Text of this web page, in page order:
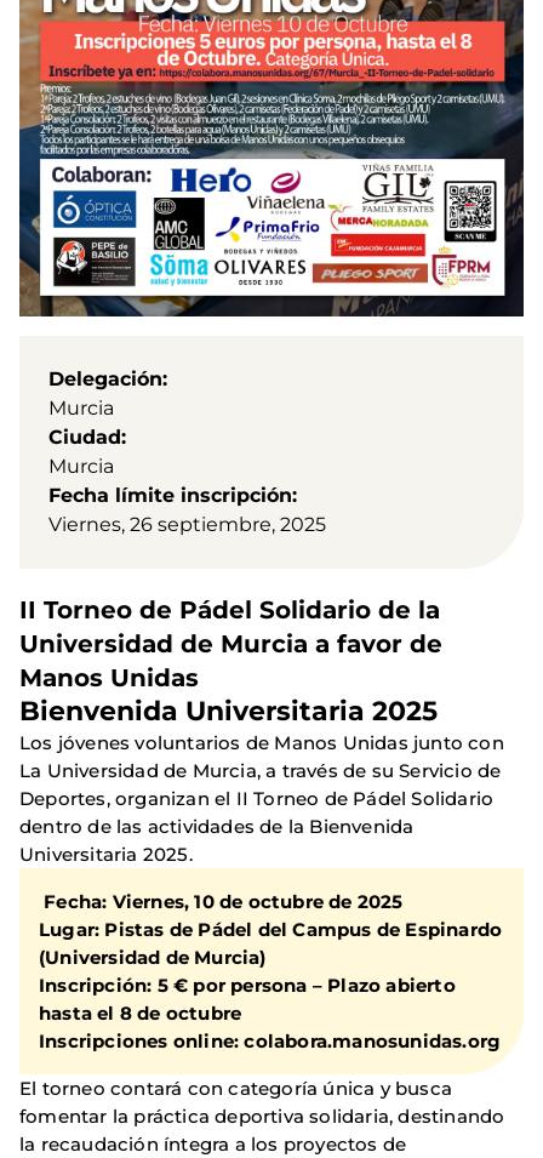
Delegación
Murcia
Ciudad
Murcia
Fecha límite inscripción
Viernes, 26 septiembre, 2025
II Torneo de Pádel Solidario de la
Universidad de Murcia a favor de
Manos Unidas
Bienvenida Universitaria 2025
Los jóvenes voluntarios de Manos Unidas junto con
La Universidad de Murcia, a través de su Servicio de
Deportes, organizan el II Torneo de Pádel Solidario
dentro de las actividades de la Bienvenida
Universitaria 2025.
Fecha: Viernes, 10 de octubre de 2025
Lugar: Pistas de Pádel del Campus de Espinardo
(Universidad de Murcia)
Inscripción: 5 € por persona – Plazo abierto
hasta el 8 de octubre
Inscripciones online: colabora.manosunidas.org
El torneo contará con categoría única y busca
fomentar la práctica deportiva solidaria, destinando
la recaudación íntegra a los proyectos de